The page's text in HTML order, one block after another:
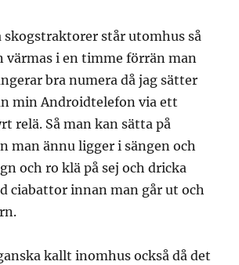
skogstraktorer står utomhus så
värmas i en timme förrän man
bra numera då jag sätter
min Androidtelefon via ett
relä. Så man kan sätta på
man ännu ligger i sängen och
och ro klä på sej och dricka
ciabattor innan man går ut och
kallt inomhus också då det